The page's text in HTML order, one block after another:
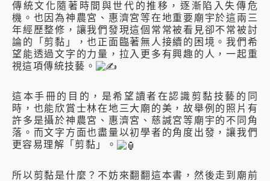
傳統文化隨著時間與世代的推移，逐漸陷入失傳危
機。也因為神農宮、惠濟宮等在地重要廟宇於這兩三
年經歷整修，讓我們發現這個常常被看見卻不常被討
論的「剪黏」，也正面臨著無人接續的困境。我們希
望能透過文字的力量，拉入更多有興趣的人，一起重
視這項傳統技藝。
這本手冊的目的，是希望讀者在認識剪黏技藝的同
時，也能欣賞士林在地三大廟的美，故舉例的照片有
許多是攝於神農宮、惠濟宮、慈諴宮等廟宇的不同角
落。而文字方面也盡量以初學者的角度出發，讓我們
更容易理解「剪黏」。
所以剪黏是什麼？不妨來翻翻這本書，然後走到廟前